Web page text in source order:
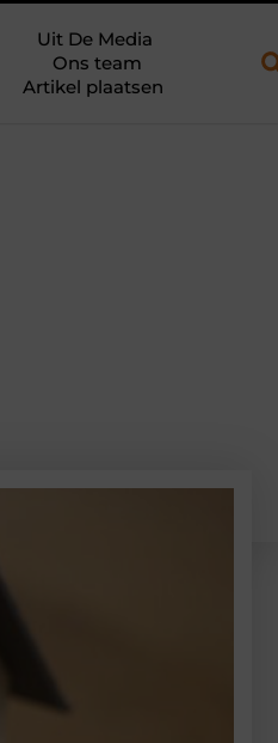
Uit De Media
Ons team
Artikel plaatsen